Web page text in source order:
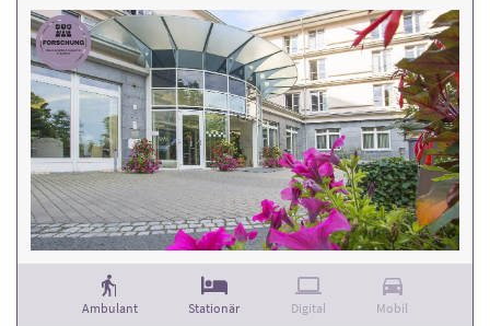
Ambulant Stationär Digital Mobil